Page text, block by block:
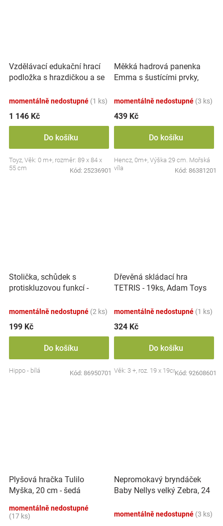
Vzdělávací edukační hrací
podložka s hrazdičkou a se
momentálně nedostupné (1 ks)
1 146 Kč
Do košíku
Toyz, Věk: 0 m+, rozměr: 89 x 84 x
55 cm
Kód: 25236901
Měkká hadrová panenka
Emma s šustícími prvky,
momentálně nedostupné (3 ks)
439 Kč
Do košíku
Hencz, 0m+, Výška 29 cm. Mořská
víla
Kód: 86381201
Stolička, schůdek s
protiskluzovou funkcí -
momentálně nedostupné (2 ks)
199 Kč
Do košíku
Hippo - bílá Kód: 86950701
Dřevěná skládací hra
TETRIS - 19ks, Adam Toys
momentálně nedostupné (1 ks)
324 Kč
Do košíku
Věk: 3 +, roz. 19 x 19cmKód: 92608601
Plyšová hračka Tulilo
Myška, 20 cm - šedá
momentálně nedostupné
(17 ks)
Nepromokavý bryndáček
Baby Nellys velký Zebra, 24
momentálně nedostupné (3 ks)